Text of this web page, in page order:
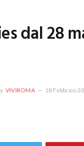
dal 28
VIVIROMA 18 Febbraio